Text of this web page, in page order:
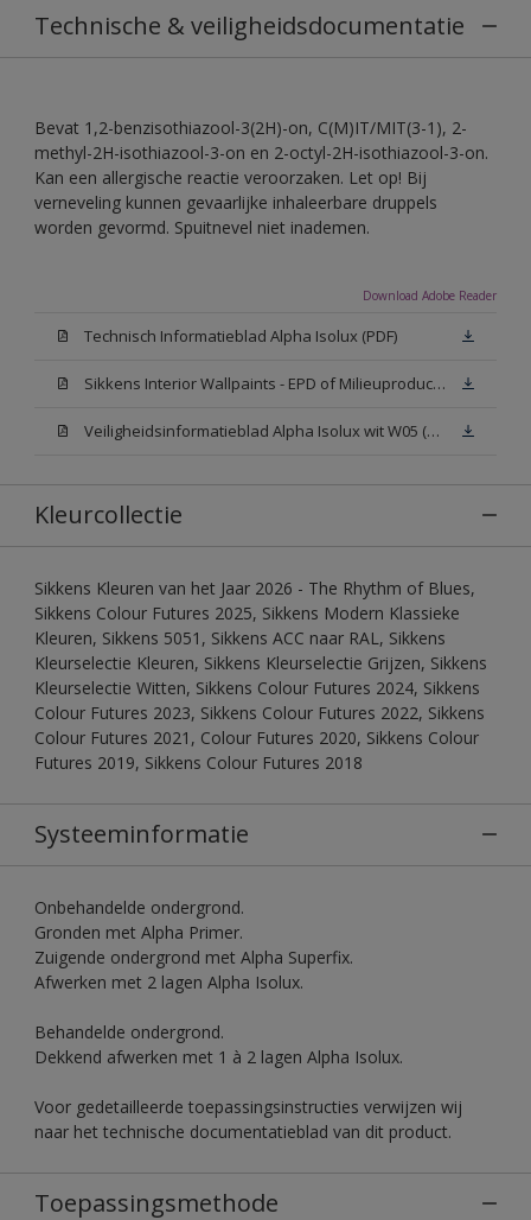
Technische & veiligheidsdocumentatie
Bevat 1,2-benzisothiazool-3(2H)-on, C(M)IT/MIT(3-1), 2-
methyl-2H-isothiazool-3-on en 2-octyl-2H-isothiazool-3-on.
Kan een allergische reactie veroorzaken. Let op! Bij
verneveling kunnen gevaarlijke inhaleerbare druppels
worden gevormd. Spuitnevel niet inademen.
Download Adobe Reader
Technisch Informatieblad Alpha Isolux (PDF)
Sikkens Interior Wallpaints - EPD of Milieuproductverklaring
Veiligheidsinformatieblad Alpha Isolux wit W05 (SDS)
Kleurcollectie
Sikkens Kleuren van het Jaar 2026 - The Rhythm of Blues,
Sikkens Colour Futures 2025, Sikkens Modern Klassieke
Kleuren, Sikkens 5051, Sikkens ACC naar RAL, Sikkens
Kleurselectie Kleuren, Sikkens Kleurselectie Grijzen, Sikkens
Kleurselectie Witten, Sikkens Colour Futures 2024, Sikkens
Colour Futures 2023, Sikkens Colour Futures 2022, Sikkens
Colour Futures 2021, Colour Futures 2020, Sikkens Colour
Futures 2019, Sikkens Colour Futures 2018
Systeeminformatie
Onbehandelde ondergrond.
Gronden met Alpha Primer.
Zuigende ondergrond met Alpha Superfix.
Afwerken met 2 lagen Alpha Isolux.
Behandelde ondergrond.
Dekkend afwerken met 1 à 2 lagen Alpha Isolux.
Voor gedetailleerde toepassingsinstructies verwijzen wij
naar het technische documentatieblad van dit product.
Toepassingsmethode